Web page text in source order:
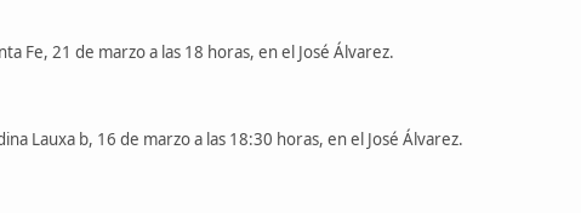
Fe, 21 de marzo a las 18 horas, en el José Álvarez.
Lauxa b, 16 de marzo a las 18:30 horas, en el José Álvarez.